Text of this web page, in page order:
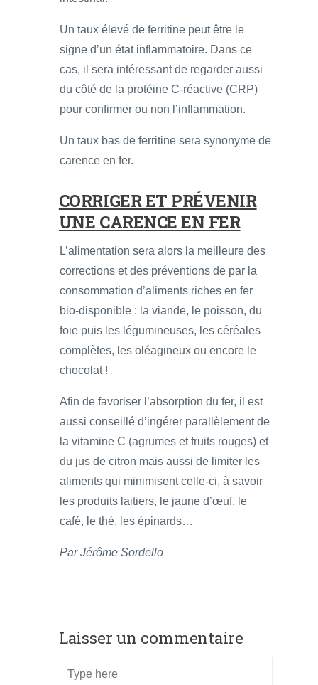
Un taux élevé de ferritine peut être le
signe d’un état inflammatoire. Dans ce
cas, il sera intéressant de regarder aussi
du côté de la protéine C-réactive (CRP)
pour confirmer ou non l’inflammation.
Un taux bas de ferritine sera synonyme de
carence en fer.
CORRIGER ET PRÉVENIR
UNE CARENCE EN FER
L’alimentation sera alors la meilleure des
corrections et des préventions de par la
consommation d’aliments riches en fer
bio-disponible : la viande, le poisson, du
foie puis les légumineuses, les céréales
complètes, les oléagineux ou encore le
chocolat !
Afin de favoriser l’absorption du fer, il est
aussi conseillé d’ingérer parallèlement de
la vitamine C (agrumes et fruits rouges) et
du jus de citron mais aussi de limiter les
aliments qui minimisent celle-ci, à savoir
les produits laitiers, le jaune d’œuf, le
café, le thé, les épinards…
Par Jérôme Sordello
Laisser un commentaire